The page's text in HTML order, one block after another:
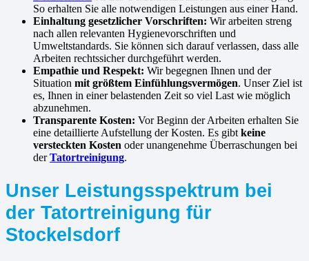
So erhalten Sie alle notwendigen Leistungen aus einer Hand.
Einhaltung gesetzlicher Vorschriften: Wir arbeiten streng
nach allen relevanten Hygienevorschriften und
Umweltstandards. Sie können sich darauf verlassen, dass alle
Arbeiten rechtssicher durchgeführt werden.
Empathie und Respekt: Wir begegnen Ihnen und der
Situation mit größtem Einfühlungsvermögen. Unser Ziel ist
es, Ihnen in einer belastenden Zeit so viel Last wie möglich
abzunehmen.
Transparente Kosten: Vor Beginn der Arbeiten erhalten Sie
eine detaillierte Aufstellung der Kosten. Es gibt keine
versteckten Kosten oder unangenehme Überraschungen bei
derTatortreinigung.
Unser Leistungsspektrum bei
der Tatortreinigung für
Stockelsdorf